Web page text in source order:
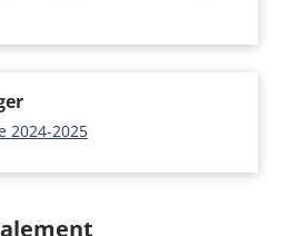
2024-2025